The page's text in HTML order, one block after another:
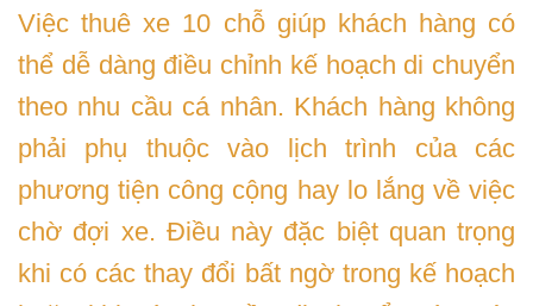
Việc thuê xe 10 chỗ giúp khách hàng có
thể dễ dàng điều chỉnh kế hoạch di chuyển
theo nhu cầu cá nhân. Khách hàng không
phải phụ thuộc vào lịch trình của các
phương tiện công cộng hay lo lắng về việc
chờ đợi xe. Điều này đặc biệt quan trọng
khi có các thay đổi bất ngờ trong kế hoạch